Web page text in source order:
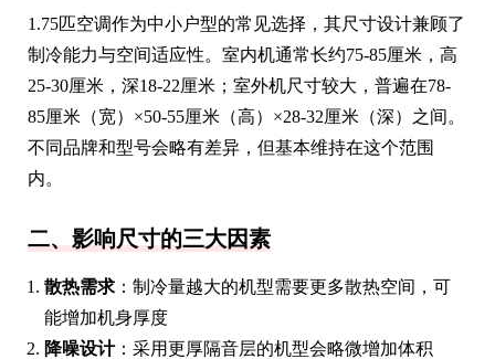
1.75匹空调作为中小户型的常见选择，其尺寸设计兼顾了
制冷能力与空间适应性。室内机通常长约75-85厘米，高
25-30厘米，深18-22厘米；室外机尺寸较大，普遍在78-
85厘米（宽）×50-55厘米（高）×28-32厘米（深）之间。
不同品牌和型号会略有差异，但基本维持在这个范围
内。
二、影响尺寸的三大因素
散热需求 ：制冷量越大的机型需要更多散热空间，可
能增加机身厚度
降噪设计：采用更厚隔音层的机型会略微增加体积